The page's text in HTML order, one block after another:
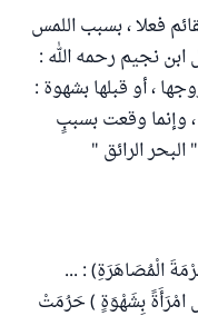
فعلا ، بسبب اللمس
نجيم رحمه الله :
، أو قبلها بشهوة :
، وإنما وقعت بسببٍ
الرائق "
الْمُصَاهَرَةِ) : ...
امْرَأَةً بِشَهْوَةٍ ) حَرُمَتْ